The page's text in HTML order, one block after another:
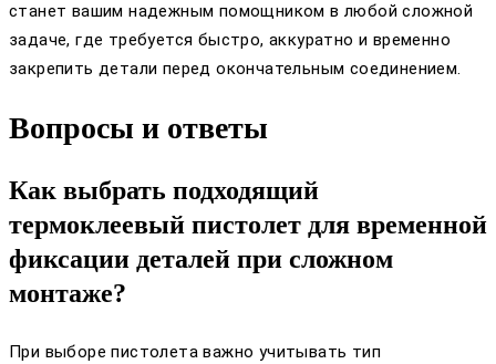
станет вашим надежным помощником в любой сложной
задаче, где требуется быстро, аккуратно и временно
закрепить детали перед окончательным соединением.
Вопросы и ответы
Как выбрать подходящий
термоклеевый пистолет для временной
фиксации деталей при сложном
монтаже?
При выборе пистолета важно учитывать тип